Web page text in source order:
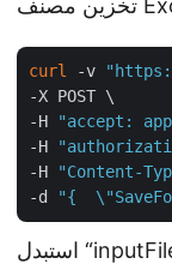
curl -v
-X POST \
-H
"accept:
-H
-H
"Content-
-d
"{
استبدل “inputFile” باسم ملف الإدخال CSV المتوفر في